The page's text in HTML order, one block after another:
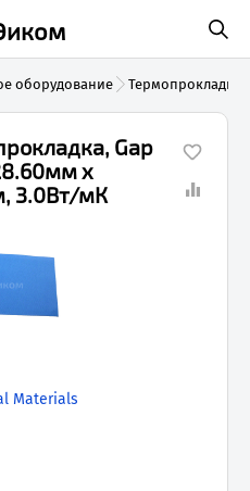
оборудование Термопрокладки
Gap
x
3.0Вт/мК
Materials